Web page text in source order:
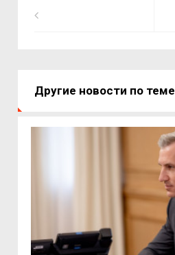
Другие новости по теме